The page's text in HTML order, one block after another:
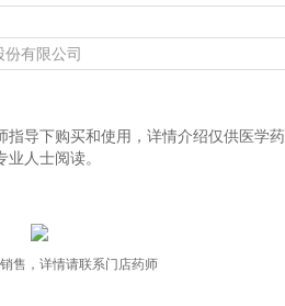
份有限公司
指导下购买和使用，详情介绍仅供医学药
业人士阅读。
售，详情请联系门店药师